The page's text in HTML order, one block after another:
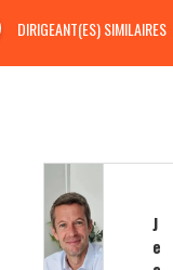
DIRIGEANT(ES) SIMILAIRES
J
e